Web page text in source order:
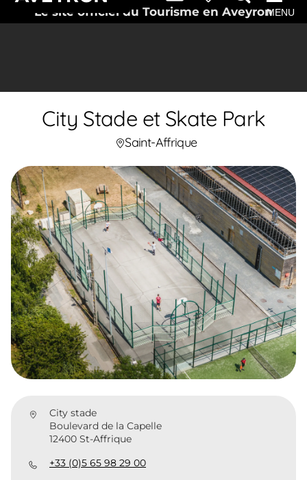
Le site officiel du Tourisme en AveyronMENU
City Stade et Skate Park
Saint-Affrique
City stade
Boulevard de la Capelle
12400 St-Affrique
+33 (0)5 65 98 29 00